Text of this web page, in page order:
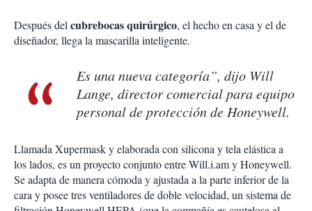
Después delcubrebocas quirúrgico, el hecho en casa y el de
diseñador, llega la mascarilla inteligente.
Es una nueva categoría”, dijo Will
Lange, director comercial para equipo
personal de protección de Honeywell.
Llamada Xupermask y elaborada con silicona y tela elástica a
los lados, es un proyecto conjunto entre Will.i.am y Honeywell.
Se adapta de manera cómoda y ajustada a la parte inferior de la
cara y posee tres ventiladores de doble velocidad, un sistema de